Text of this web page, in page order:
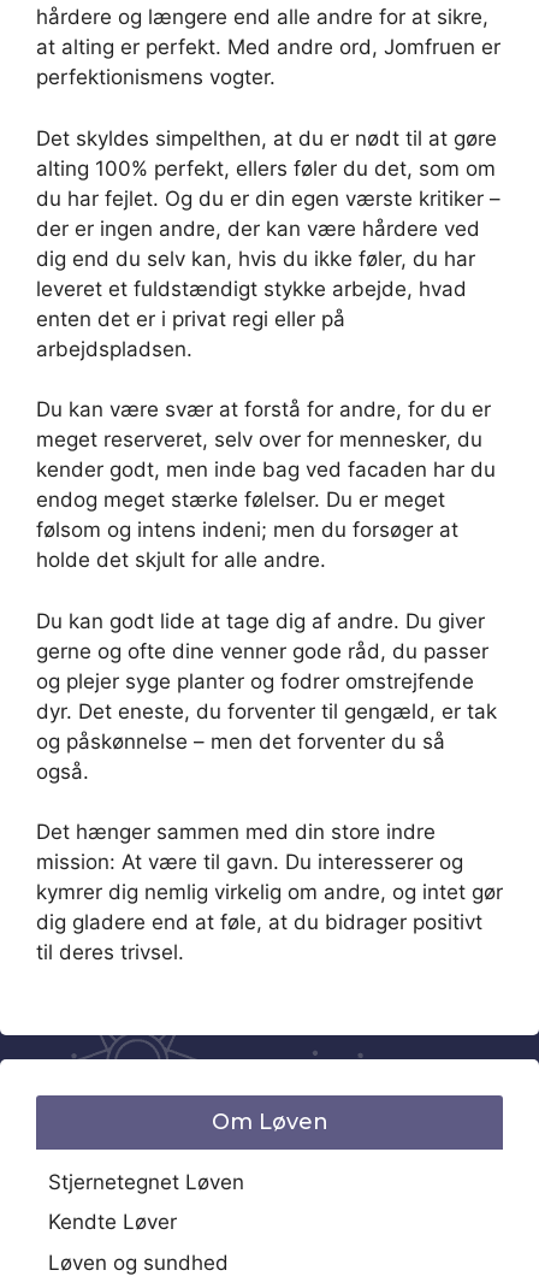
hårdere og længere end alle andre for at sikre,
at alting er perfekt. Med andre ord, Jomfruen er
perfektionismens vogter.
Det skyldes simpelthen, at du er nødt til at gøre
alting 100% perfekt, ellers føler du det, som om
du har fejlet. Og du er din egen værste kritiker –
der er ingen andre, der kan være hårdere ved
dig end du selv kan, hvis du ikke føler, du har
leveret et fuldstændigt stykke arbejde, hvad
enten det er i privat regi eller på
arbejdspladsen.
Du kan være svær at forstå for andre, for du er
meget reserveret, selv over for mennesker, du
kender godt, men inde bag ved facaden har du
endog meget stærke følelser. Du er meget
følsom og intens indeni; men du forsøger at
holde det skjult for alle andre.
Du kan godt lide at tage dig af andre. Du giver
gerne og ofte dine venner gode råd, du passer
og plejer syge planter og fodrer omstrejfende
dyr. Det eneste, du forventer til gengæld, er tak
og påskønnelse – men det forventer du så
også.
Det hænger sammen med din store indre
mission: At være til gavn. Du interesserer og
kymrer dig nemlig virkelig om andre, og intet gør
dig gladere end at føle, at du bidrager positivt
til deres trivsel.
Om Løven
Stjernetegnet Løven
Kendte Løver
Løven og sundhed